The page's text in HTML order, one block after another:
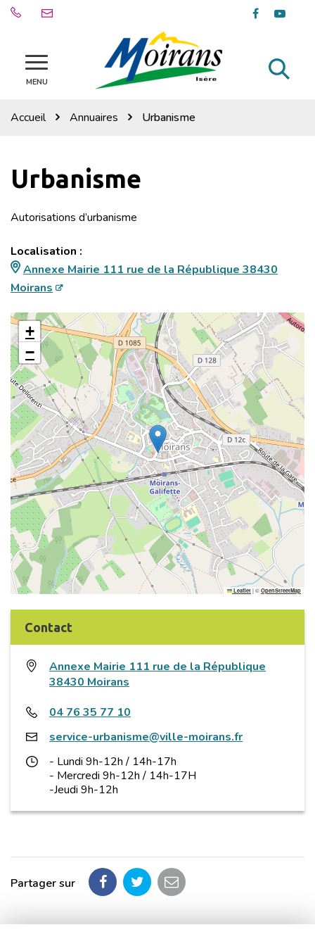
Gestion des traceurs
Lien
compte
Facebook
MENU
officiel
la
Accueil Annuaires Urbanisme
Urbanisme
Autorisations d’urbanisme
Localisation :
Annexe Mairie 111 rue de la République 38430
Moirans
+
−
Leaflet |© OpenStreetMap
Contact
Annexe Mairie 111 rue de la République
38430 Moirans
04 76 35 77 10
service-urbanisme@ville-moirans.fr
- Lundi 9h-12h / 14h-17h
- Mercredi 9h-12h / 14h-17H
-Jeudi 9h-12h
Partager sur
Partager
Facebook
Partager
Twitter
Partager
email